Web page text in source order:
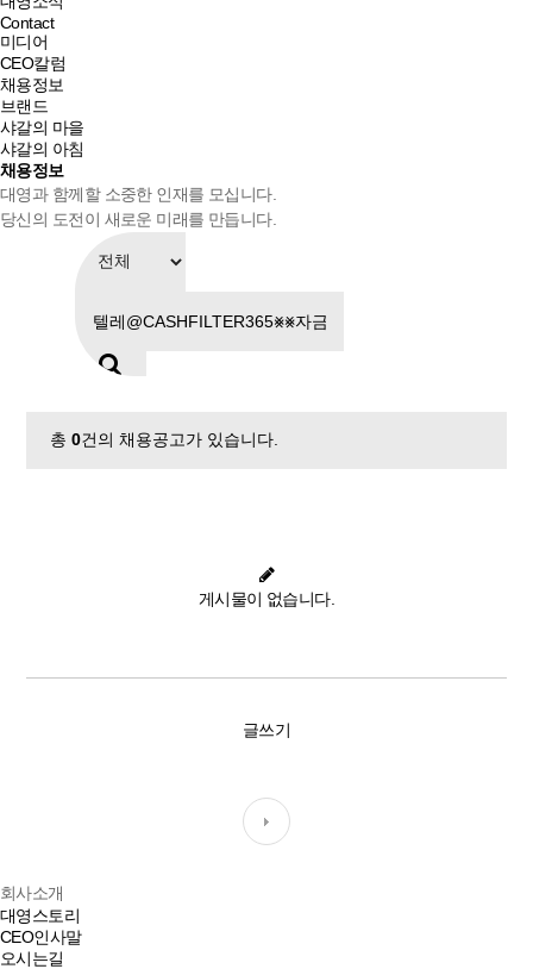
Contact
미디어
CEO칼럼
채용정보
브랜드
샤갈의 마을
샤갈의 아침
채용정보
대영과 함께할 소중한 인재를 모십니다.
당신의 도전이 새로운 미래를 만듭니다.
총0건의 채용공고가 있습니다.
게시물이 없습니다.
글쓰기
회사소개
대영스토리
CEO인사말
오시는길